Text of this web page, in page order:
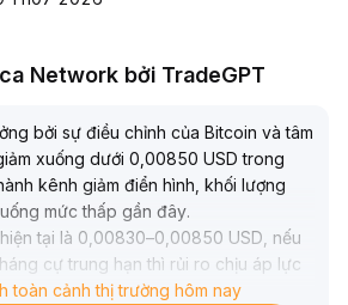
Network bởi TradeGPT
bởi sự điều chỉnh của Bitcoin và tâm
xuống dưới 0,00850 USD trong
kênh giảm điển hình, khối lượng
mức thấp gần đây.
tại là 0,00830–0,00850 USD, nếu
cự trung hạn thì rủi ro chịu áp lực
toàn cảnh thị trường hôm nay